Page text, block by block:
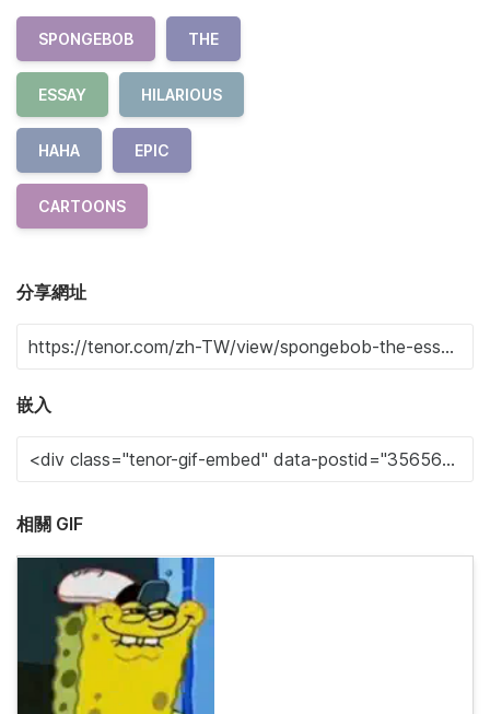
SPONGEBOB THE
ESSAY HILARIOUS
HAHA EPIC
CARTOONS
分享網址
嵌入
相關 GIF